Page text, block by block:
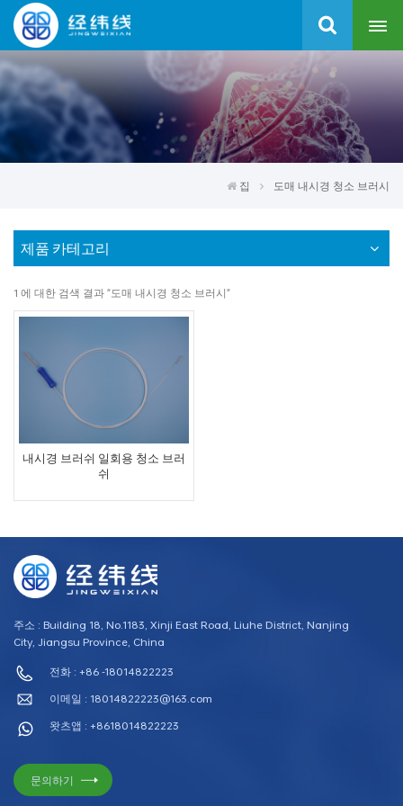
집 도매 내시경 청소 브러시
제품 카테고리
1 에 대한 검색 결과 "도매 내시경 청소 브러시"
내시경 브러쉬 일회용 청소 브러
쉬
주소 : Building 18, No.1183, Xinji East Road, Liuhe District, Nanjing
City, Jiangsu Province, China
전화 : +86 -18014822223
이메일 : 18014822223@163.com
왓츠앱 : +8618014822223
문의하기